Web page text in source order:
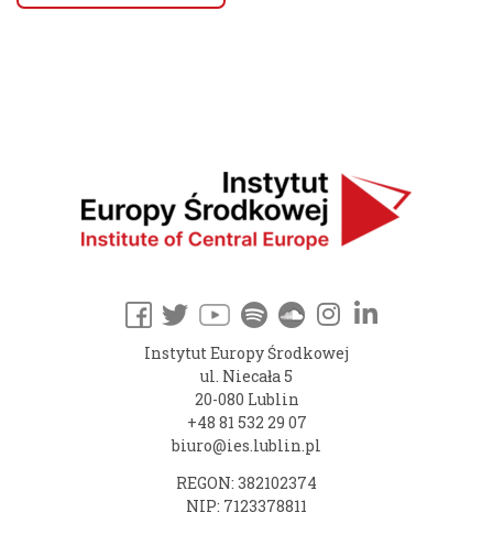
Instytut Europy Środkowej
ul. Niecała 5
20-080 Lublin
+48 81 532 29 07
biuro@ies.lublin.pl
REGON: 382102374
NIP: 7123378811